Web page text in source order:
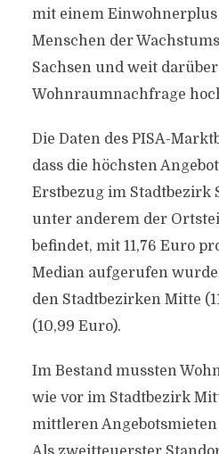
mit einem
Menschen der
Sachsen und weit
Wohnraumnachfrage
Die Daten des PISA-
dass die höchsten
Erstbezug im Stadtbezirk
unter anderem der
befindet, mit 11,76 Euro
Median aufgerufen
den Stadtbezirken Mitte
(10,99 Euro).
Im Bestand mussten
wie vor im Stadtbezirk
mittleren